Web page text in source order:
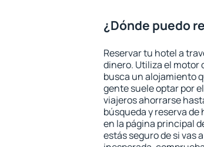
¿Dónde puedo
Reservar tu hotel a
dinero. Utiliza el motor
busca un alojamiento
gente suele optar por
viajeros ahorrarse
búsqueda y reserva
en la página principal
estás seguro de si vas